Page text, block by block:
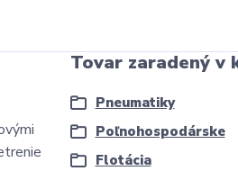
Tovar zaradený v
Pneumatiky
Poľnohospodárske
Flotácia